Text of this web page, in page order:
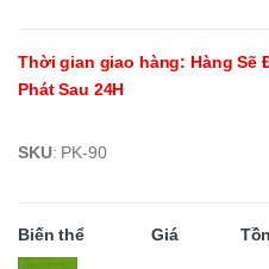
Thời gian giao hàng: Hàng Sẽ
Phát Sau 24H
SKU: PK-90
Biến thể Giá